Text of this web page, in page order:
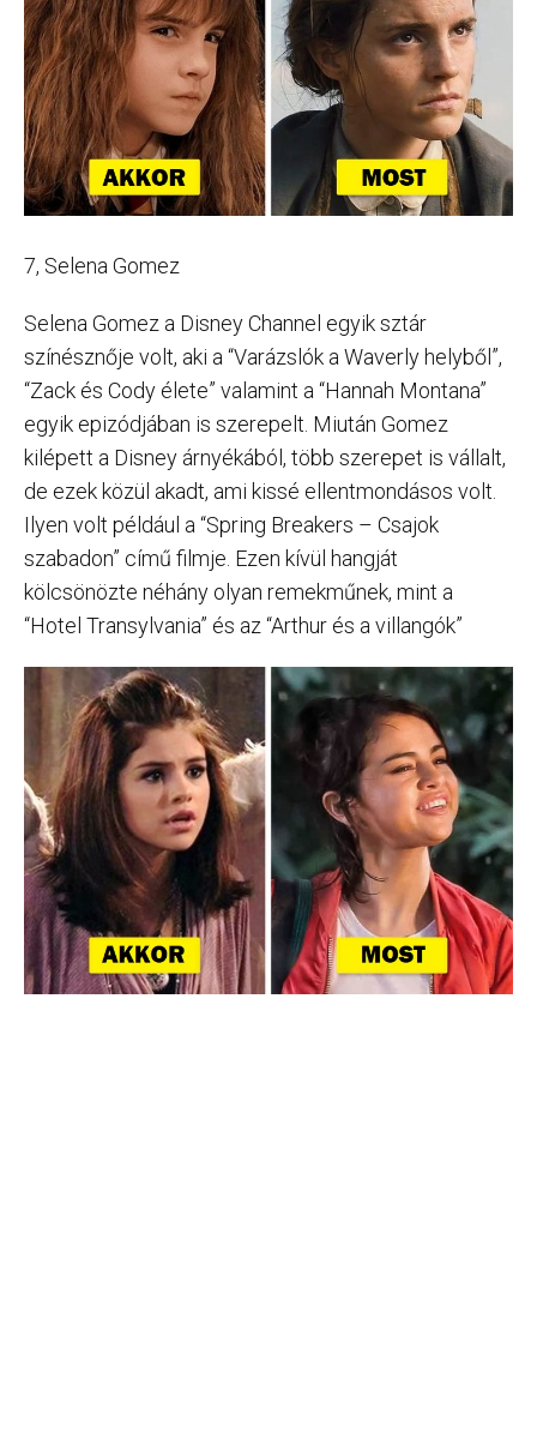
7, Selena Gomez
Selena Gomez a Disney Channel egyik sztár
színésznője volt, aki a “Varázslók a Waverly helyből”,
“Zack és Cody élete” valamint a “Hannah Montana”
egyik epizódjában is szerepelt. Miután Gomez
kilépett a Disney árnyékából, több szerepet is vállalt,
de ezek közül akadt, ami kissé ellentmondásos volt.
Ilyen volt például a “Spring Breakers – Csajok
szabadon” című filmje. Ezen kívül hangját
kölcsönözte néhány olyan remekműnek, mint a
“Hotel Transylvania” és az “Arthur és a villangók”